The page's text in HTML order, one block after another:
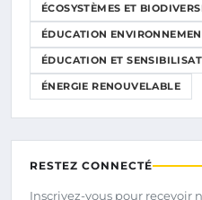
ÉCOSYSTÈMES ET
ÉDUCATION
ÉDUCATION ET
ÉNERGIE RENOUVELABLE
RESTEZ CONNECTÉ
Inscrivez-vous pour recevoir